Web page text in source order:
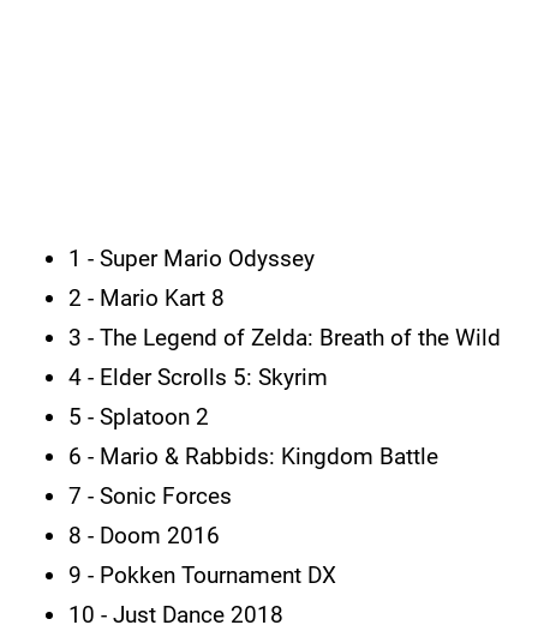
1 - Super Mario Odyssey
2 - Mario Kart 8
3 - The Legend of Zelda: Breath of the Wild
4 - Elder Scrolls 5: Skyrim
5 - Splatoon 2
6 - Mario & Rabbids: Kingdom Battle
7 - Sonic Forces
8 - Doom 2016
9 - Pokken Tournament DX
10 - Just Dance 2018